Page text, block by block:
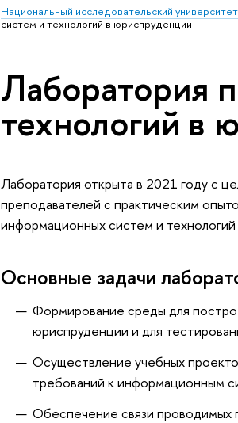
Национальный исследовательский
систем и технологий в юриспруденции
Лаборатория
технологий в
Лаборатория открыта в 2021 году с
преподавателей с практическим
информационных систем и
Основные задачи
Формирование среды для
юриспруденции и для
Осуществление учебных
требований к информационным
Обеспечение связи проводимых